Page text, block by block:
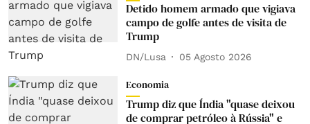
Detido homem armado que vigiava
campo de golfe antes de visita de
Trump
DN/Lusa 05 Agosto 2026
Economia
Trump diz que Índia "quase deixou
de comprar petróleo à Rússia" e